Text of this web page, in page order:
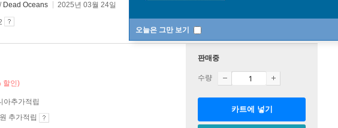
오늘은 그만 보기
/ Dead Oceans 2025년 03월 24일
할인)
아추가적립
추가적립
판매중
수량
카트에 넣기